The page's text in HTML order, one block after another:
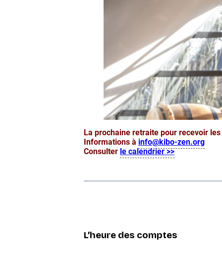
La prochaine retraite pour recevoir
Informations à info@kibo-zen.org
Consulter le calendrier >>
L’heure des comptes